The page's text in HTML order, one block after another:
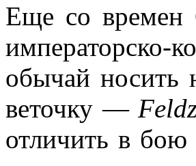
Еще со времен
обычай носить
веточку —
отличить в